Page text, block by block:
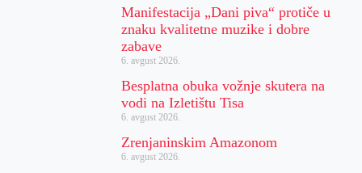
Manifestacija „Dani piva“ protiče u
znaku kvalitetne muzike i dobre
zabave
6. avgust 2026.
Besplatna obuka vožnje skutera na
vodi na Izletištu Tisa
6. avgust 2026.
Zrenjaninskim Amazonom
6. avgust 2026.